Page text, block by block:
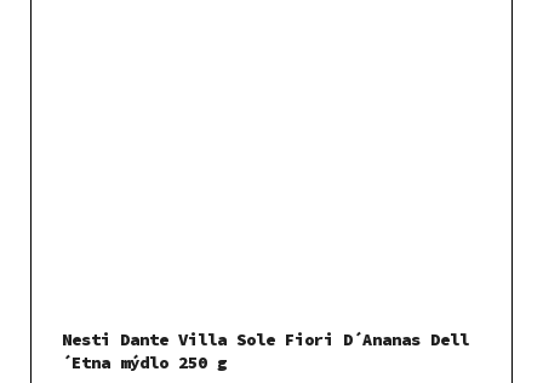
Nesti Dante Villa Sole Fiori D´Ananas Dell
´Etna mýdlo 250 g